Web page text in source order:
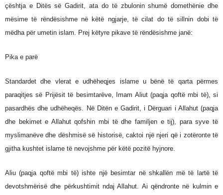
çështja e Ditës së Gadirit, ata do të zbulonin shumë domethënie dhe
mësime të rëndësishme në këtë ngjarje, të cilat do të sillnin dobi të
mëdha për umetin islam. Prej këtyre pikave të rëndësishme janë:
Pika e parë
Standardet dhe vlerat e udhëheqjes islame u bënë të qarta përmes
paraqitjes së Prijësit të besimtarëve, Imam Aliut (paqja qoftë mbi të), si
pasardhës dhe udhëheqës. Në Ditën e Gadirit, i Dërguari i Allahut (paqja
dhe bekimet e Allahut qofshin mbi të dhe familjen e tij), para syve të
myslimanëve dhe dëshmisë së historisë, caktoi një njeri që i zotëronte të
gjitha kushtet islame të nevojshme për këtë pozitë hyjnore.
Aliu (paqja qoftë mbi të) ishte një besimtar në shkallën më të lartë të
devotshmërisë dhe përkushtimit ndaj Allahut. Ai qëndronte në kulmin e